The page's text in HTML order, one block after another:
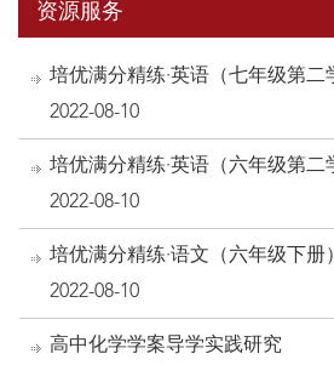
资源服务
培优满分精练·英语（七年级第二
2022-08-10
培优满分精练·英语（六年级第二
2022-08-10
培优满分精练·语文（六年级下册）
2022-08-10
高中化学学案导学实践研究